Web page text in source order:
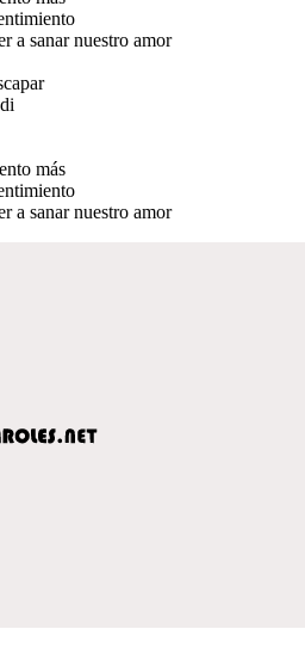
a sanar nuestro amor
más
a sanar nuestro amor